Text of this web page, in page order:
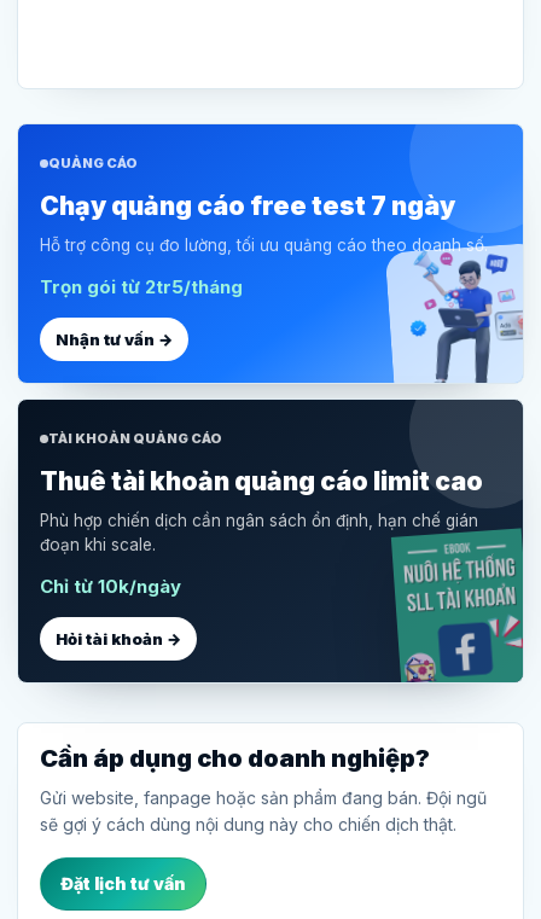
QUẢNG CÁO
Chạy quảng cáo free test 7 ngày
Hỗ trợ công cụ đo lường, tối ưu quảng cáo theo doanh số.
Trọn gói từ 2tr5/tháng
Nhận tư vấn →
TÀI KHOẢN QUẢNG CÁO
Thuê tài khoản quảng cáo limit cao
Phù hợp chiến dịch cần ngân sách ổn định, hạn chế gián
đoạn khi scale.
Chỉ từ 10k/ngày
Hỏi tài khoản →
Cần áp dụng cho doanh nghiệp?
Gửi website, fanpage hoặc sản phẩm đang bán. Đội ngũ
sẽ gợi ý cách dùng nội dung này cho chiến dịch thật.
Đặt lịch tư vấn